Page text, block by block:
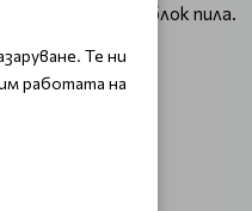
плочка с блок пила.
Те ни
работата на